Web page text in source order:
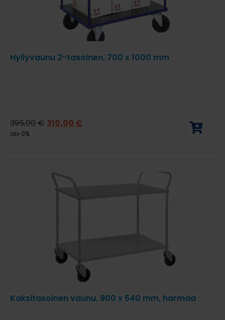
Hyllyvaunu 2-tasoinen, 700 x 1000 mm
395,00€ 310,00 €
alv 0%
Kaksitasoinen vaunu, 900 x 540 mm, harmaa